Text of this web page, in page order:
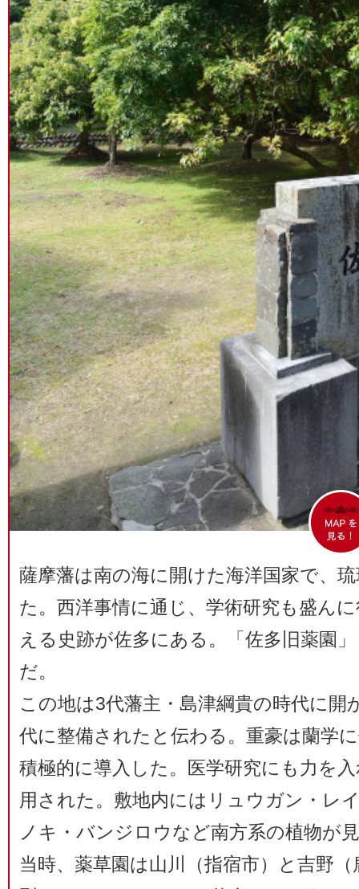
薩摩藩は南の海に開けた海洋国家で、
た。西洋事情に通じ、学術研究も盛ん
える史跡が佐多にある。「佐多旧薬園
だ。
この地は3代藩主・島津綱貴の時代に開
代に整備されたと伝わる。重豪は蘭学
積極的に導入した。医学研究にも力を
用された。敷地内にはリュウガン・レ
ノキ・バンジロウなど南方系の植物が
当時、薬草園は山川（指宿市）と吉野